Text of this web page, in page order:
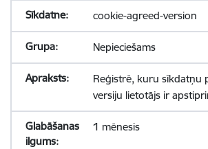
cookie-agreed-version
Nepieciešams
Reģistrē, kuru sīkdatņu
versiju lietotājs ir
1 mēnesis